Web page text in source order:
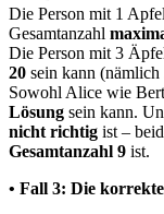
Die Person mit 1
Gesamtanzahl
Die Person mit 3
20 sein kann
Sowohl Alice wie
Lösung sein kann.
nicht richtig ist –
Gesamtanzahl 9 ist.
• Fall 3: Die